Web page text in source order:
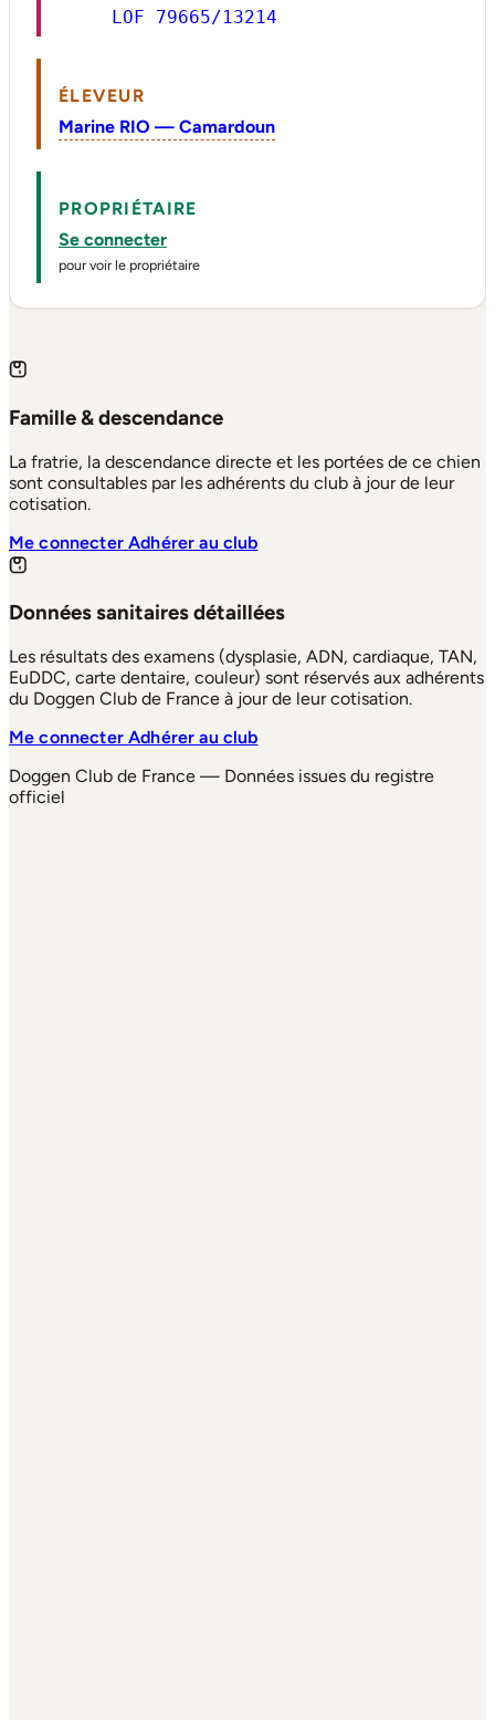
LOF 79665/13214
ÉLEVEUR
Marine RIO — Camardoun
PROPRIÉTAIRE
Se connecter
pour voir le propriétaire
Famille & descendance
La fratrie, la descendance directe et les portées de ce chien
sont consultables par les adhérents du club à jour de leur
cotisation.
Me connecterAdhérer au club
Données sanitaires détaillées
Les résultats des examens (dysplasie, ADN, cardiaque, TAN,
EuDDC, carte dentaire, couleur) sont réservés aux adhérents
du Doggen Club de France à jour de leur cotisation.
Me connecterAdhérer au club
Doggen Club de France — Données issues du registre
officiel